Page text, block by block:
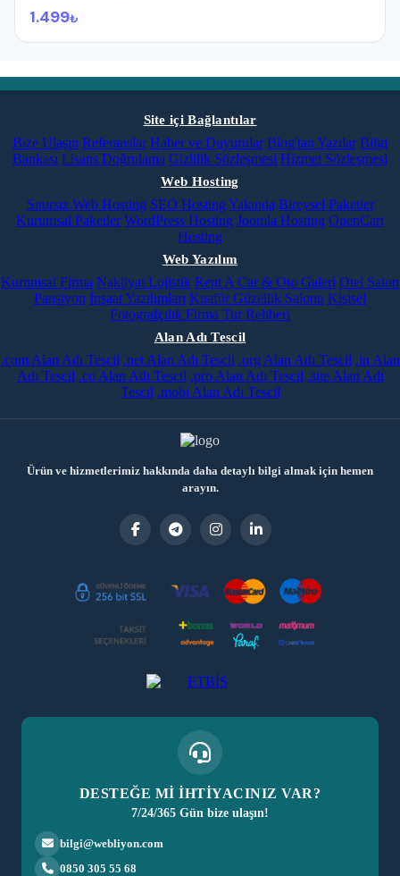
1.499₺
Site içi Bağlantılar
Bize Ulaşın Referanslar Haber ve Duyurular Blog'tan Yazılar Bilgi
Bankası Lisans Doğrulama Gizlilik Sözleşmesi Hizmet Sözleşmesi
Web Hosting
Sınırsız Web Hosting SEO Hosting Yakında Bireysel Paketler
Kurumsal Paketler WordPress Hosting Joomla Hosting OpenCart
Hosting
Web Yazılım
Kurumsal Firma Nakliyat Lojistik Rent A Car & Oto Galeri Otel Salon
Pansiyon İnşaat Yazılımları Kuaför Güzellik Salonu Kişisel
Fotografçılık Firma Tur Rehberi
Alan Adı Tescil
.com Alan Adı Tescil .net Alan Adı Tescil .org Alan Adı Tescil .in Alan
Adı Tescil .co Alan Adı Tescil .pro Alan Adı Tescil .site Alan Adı
Tescil .mobi Alan Adı Tescil
Ürün ve hizmetlerimiz hakkında daha detaylı bilgi almak için hemen
arayın.
DESTEĞE Mİ İHTİYACINIZ VAR?
7/24/365 Gün bize ulaşın!
bilgi@webliyon.com
0850 305 55 68